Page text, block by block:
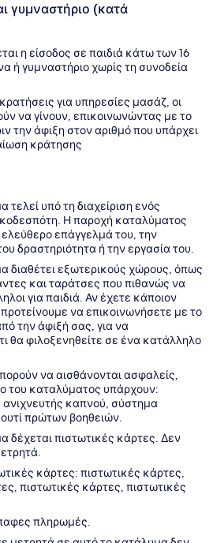
γυμναστήριο (κατά
η είσοδος σε παιδιά κάτω των 16
ή γυμναστήριο χωρίς τη συνοδεία
για υπηρεσίες μασάζ, οι
να γίνουν, επικοινωνώντας με το
την άφιξη στον αριθμό που υπάρχει
κράτησης
τελεί υπό τη διαχείριση ενός
Η παροχή καταλύματος
ελεύθερο επάγγελμά του, την
δραστηριότητα ή την εργασία του.
διαθέτει εξωτερικούς χώρους, όπως
και ταράτσες που πιθανώς να
για παιδιά. Αν έχετε κάποιον
να επικοινωνήσετε με το
την άφιξή σας, για να
θα φιλοξενηθείτε σε ένα κατάλληλο
να αισθάνονται ασφαλείς,
του καταλύματος υπάρχουν:
καπνού, σύστημα
πρώτων βοηθειών.
δέχεται πιστωτικές κάρτες. Δεν
κάρτες: πιστωτικές κάρτες,
πιστωτικές κάρτες, πιστωτικές
πληρωμές.